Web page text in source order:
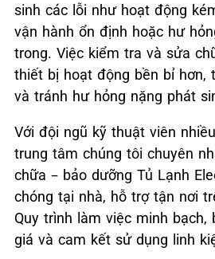
sinh các lỗi như hoạt động
vận hành ổn định hoặc hư
trong. Việc kiểm tra và sửa
thiết bị hoạt động bền bỉ hơn,
và tránh hư hỏng nặng phát
Với đội ngũ kỹ thuật viên
trung tâm chúng tôi chuyên
chữa – bảo dưỡng Tủ Lạnh
chóng tại nhà, hỗ trợ tận nơi
Quy trình làm việc minh bạch,
giá và cam kết sử dụng linh